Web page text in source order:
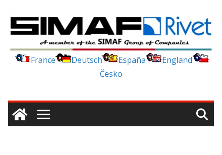
content
France Deutsch España
England
Česko